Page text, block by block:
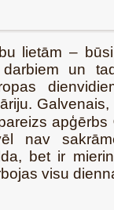
lietām –
un
nav
bet ir
visu